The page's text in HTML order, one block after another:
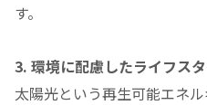
す。
3. 環境に配慮したライフス
太陽光という再生可能エネ